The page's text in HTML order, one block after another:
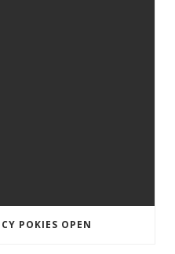
POKIES OPEN